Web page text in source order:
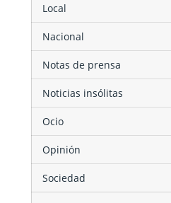
Local
Nacional
Notas de prensa
Noticias insólitas
Ocio
Opinión
Sociedad